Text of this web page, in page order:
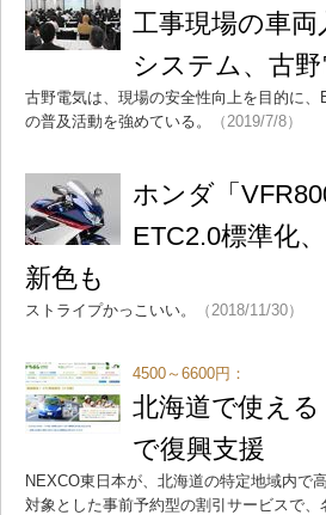
工事現場の車
システム、古野
古野電気は、現場の安全性向上を目的に
の普及活動を強めている。
（2019/7/8）
ホンダ「
ETC2.0標準化
新色も
ストライプかっこいい。 （2018/11/30）
4500～6600円：
北海道で使え
で復興支援
NEXCO東日本が、北海道の特定地域内で
対象とした事前予約型の割引サービスで